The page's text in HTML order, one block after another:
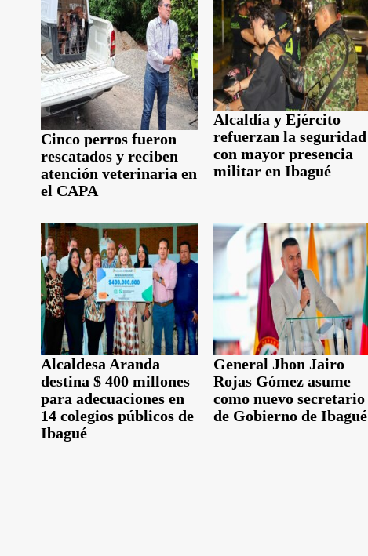
Cinco perros fueron
rescatados y reciben
atención veterinaria en
el CAPA
Alcaldía y Ejército
refuerzan la seguridad
con mayor presencia
militar en Ibagué
Alcaldesa Aranda
destina $ 400 millones
para adecuaciones en
14 colegios públicos de
Ibagué
General Jhon Jairo
Rojas Gómez asume
como nuevo secretario
de Gobierno de Ibagué